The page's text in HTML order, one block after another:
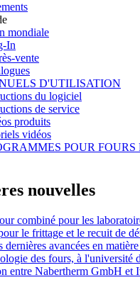
mondiale
In
vente
D'UTILISATION
du logiciel
de service
produits
vidéos
POUR FOURS
nouvelles
combiné pour les
le frittage et le recuit de
dernières avancées en
des fours, à l'université
entre Nabertherm GmbH et